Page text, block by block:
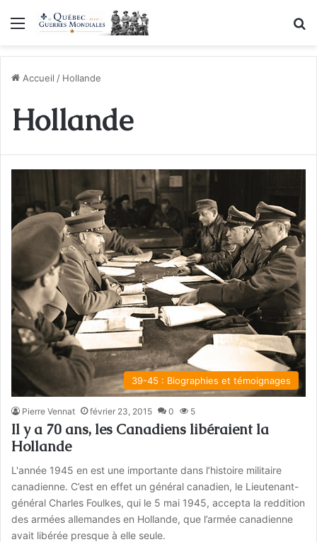
Menu
Accueil / Hollande
Hollande
39-45 : Biographies et témoignages
Pierre Vennat février 23, 2015 0 5
Il y a 70 ans, les Canadiens libéraient la
Hollande
L'année 1945 en est une importante dans l’histoire militaire
canadienne. C’est en effet un général canadien, le Lieutenant-
général Charles Foulkes, qui le 5 mai 1945, accepta la reddition
des armées allemandes en Hollande, que l’armée canadienne
avait libérée presque à elle seule.